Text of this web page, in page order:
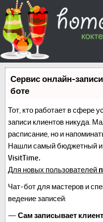
Сервис онлайн-
боте
Тот, кто работает в сфере
записи клиентов никуда.
расписание, но и
Нашли самый бюджетный и
VisitTime.
Для новых пользователей
Чат-бот для мастеров и
ведение записей:
— Сам записывает